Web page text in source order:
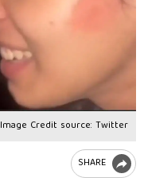
Image Credit source: Twitter
SHARE